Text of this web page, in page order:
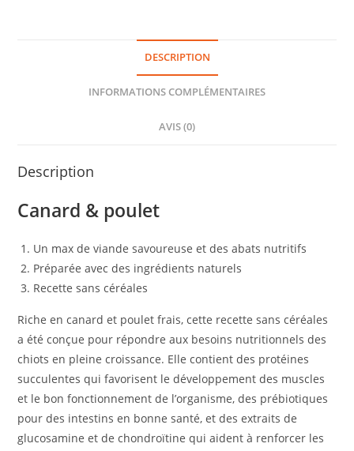
DESCRIPTION
INFORMATIONS COMPLÉMENTAIRES
AVIS (0)
Description
Canard & poulet
Un max de viande savoureuse et des abats nutritifs
Préparée avec des ingrédients naturels
Recette sans céréales
Riche en canard et poulet frais, cette recette sans céréales
a été conçue pour répondre aux besoins nutritionnels des
chiots en pleine croissance. Elle contient des protéines
succulentes qui favorisent le développement des muscles
et le bon fonctionnement de l’organisme, des prébiotiques
pour des intestins en bonne santé, et des extraits de
glucosamine et de chondroïtine qui aident à renforcer les